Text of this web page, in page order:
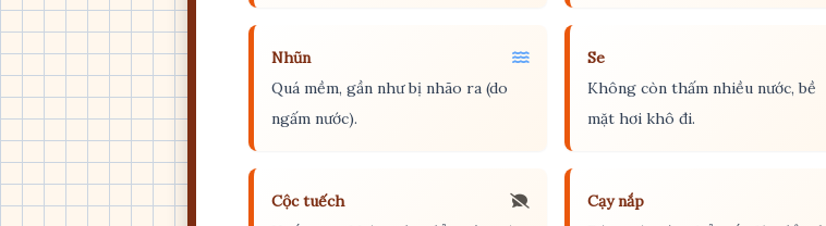
Nhũn
Quá mềm, gần như bị nhão ra (do
ngấm nước).
Se
Không còn thấm nhiều nước, bề
mặt hơi khô đi.
Cộc tuếch
Cạy nắp